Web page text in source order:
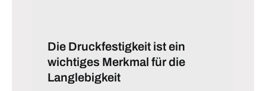
Die Druckfestigkeit ist ein
wichtiges Merkmal für die
Langlebigkeit